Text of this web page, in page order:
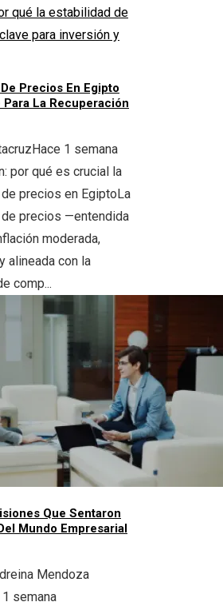
Precios En Egipto
Para La Recuperación
Hace 1 semana
por qué es crucial la
precios en EgiptoLa
precios —entendida
moderada,
alineada con la
comp...
Que Sentaron
Mundo Empresarial
Mendoza
1 semana